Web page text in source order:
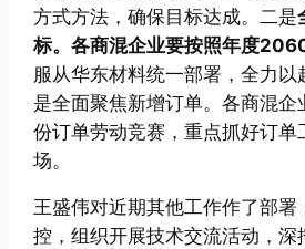
方式方法，确保目标达成。二是
标。各商混企业要按照年度
服从华东材料统一部署，全力以
是全面聚焦新增订单。各商混企
份订单劳动竞赛，重点抓好订单
场。
王盛伟对近期其他工作作了部署
控，组织开展技术交流活动，深